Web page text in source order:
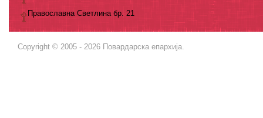
Православна Светлина бр. 21
Copyright © 2005 - 2026 Повардарска епархија.